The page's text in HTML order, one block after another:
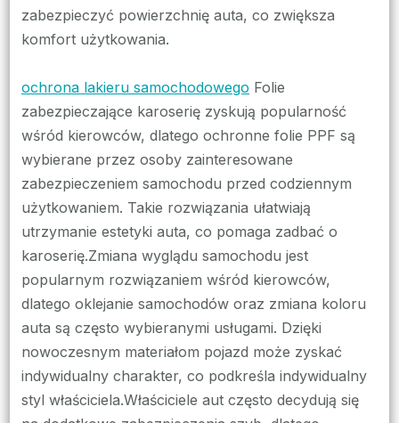
zabezpieczyć powierzchnię auta, co zwiększa
komfort użytkowania.
ochrona lakieru samochodowego Folie
zabezpieczające karoserię zyskują popularność
wśród kierowców, dlatego ochronne folie PPF są
wybierane przez osoby zainteresowane
zabezpieczeniem samochodu przed codziennym
użytkowaniem. Takie rozwiązania ułatwiają
utrzymanie estetyki auta, co pomaga zadbać o
karoserię.Zmiana wyglądu samochodu jest
popularnym rozwiązaniem wśród kierowców,
dlatego oklejanie samochodów oraz zmiana koloru
auta są często wybieranymi usługami. Dzięki
nowoczesnym materiałom pojazd może zyskać
indywidualny charakter, co podkreśla indywidualny
styl właściciela.Właściciele aut często decydują się